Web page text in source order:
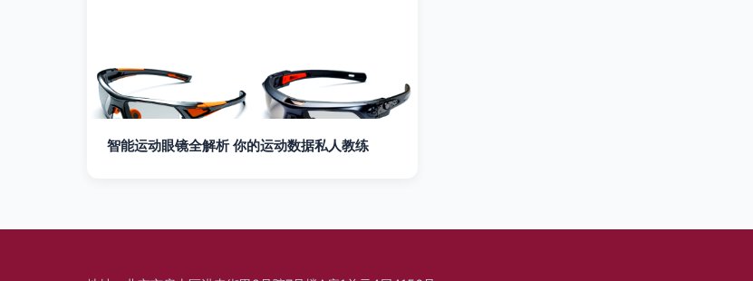
智能运动眼镜全解析 你的运动数据私人教练